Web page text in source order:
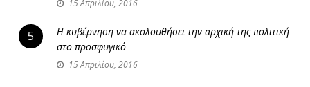
15 Απριλίου, 2016
5
Η κυβέρνηση να ακολουθήσει την αρχική της πολιτική
στο προσφυγικό
15 Απριλίου, 2016